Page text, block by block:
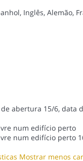
Inglês, Alemão,
abertura 15/6, data
num edifício perto
num edifício perto
Mostrar menos